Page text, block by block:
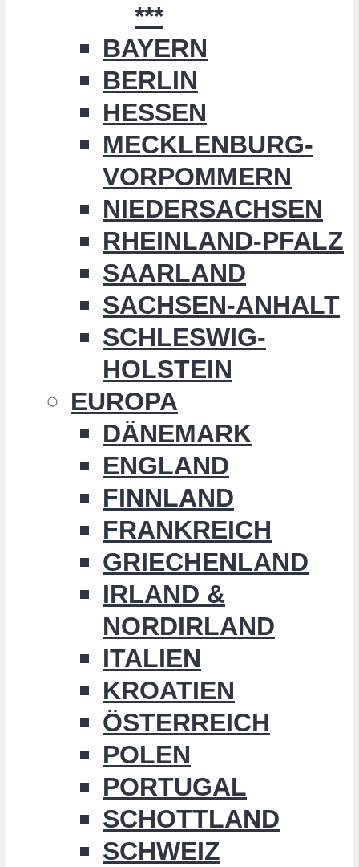
***
BAYERN
BERLIN
HESSEN
MECKLENBURG-
VORPOMMERN
NIEDERSACHSEN
RHEINLAND-PFALZ
SAARLAND
SACHSEN-ANHALT
SCHLESWIG-
HOLSTEIN
EUROPA
DÄNEMARK
ENGLAND
FINNLAND
FRANKREICH
GRIECHENLAND
IRLAND &
NORDIRLAND
ITALIEN
KROATIEN
ÖSTERREICH
POLEN
PORTUGAL
SCHOTTLAND
SCHWEIZ